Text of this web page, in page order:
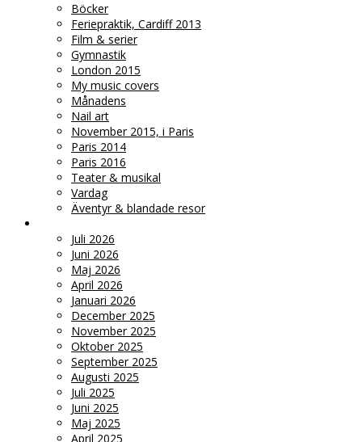
Böcker
Feriepraktik, Cardiff 2013
Film & serier
Gymnastik
London 2015
My music covers
Månadens
Nail art
November 2015, i Paris
Paris 2014
Paris 2016
Teater & musikal
Vardag
Äventyr & blandade resor
Juli 2026
Juni 2026
Maj 2026
April 2026
Januari 2026
December 2025
November 2025
Oktober 2025
September 2025
Augusti 2025
Juli 2025
Juni 2025
Maj 2025
April 2025